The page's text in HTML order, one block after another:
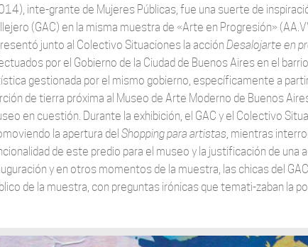
inte-grante de Mujeres Públicas, fue una suerte de
(GAC) en la misma muestra de «Arte en Progresión»
junto al Colectivo Situaciones la acción Desalojarte en
por el Gobierno de la Ciudad de Buenos Aires en el
gestionada por el mismo gobierno, específicamente a
de tierra próxima al Museo de Arte Moderno de Buenos
en cuestión. Durante la exhibición, el GAC y el Colectivo
la apertura del Shopping para artistas, mientras
de este predio para el museo y la justificación de
y en otros momentos de la muestra, las chicas del
de la muestra, con preguntas irónicas que temati-zaban la